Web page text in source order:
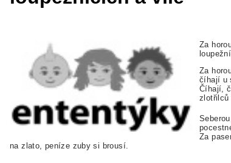
Za
Za
číhají u
Číhají,
Za
na zlato, peníze zuby si brousí.